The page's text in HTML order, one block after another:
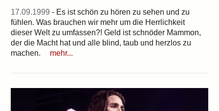
17.09.1999 - Es ist schön zu hören zu sehen und zu
fühlen. Was brauchen wir mehr um die Herrlichkeit
dieser Welt zu umfassen?! Geld ist schnöder Mammon,
der die Macht hat und alle blind, taub und herzlos zu
machen.
mehr...